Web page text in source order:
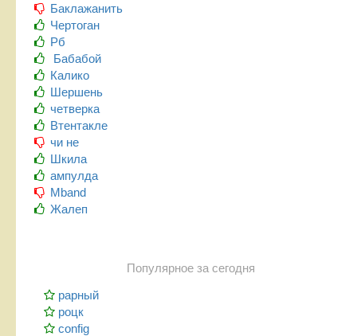
Баклажанить
Чертоган
Рб
Бабабой
Калико
Шершень
четверка
Втентакле
чи не
Шкила
ампулда
Mband
Жалеп
Популярное за сегодня
рарный
роцк
config